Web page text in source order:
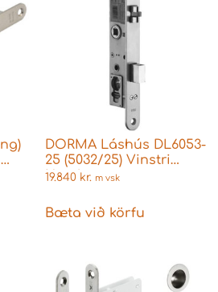
DORMA Láshús DL6053-
25 (5032/25) Vinstri
Norskar
19.840 kr. m vsk
Bæta við körfu